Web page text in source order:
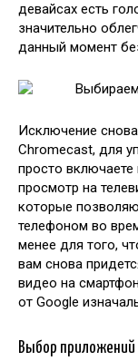
девайсах есть
значительно
данный момент
Исключение
Chromecast, для
просто
просмотр на
которые
телефоном во
менее для того,
вам снова
видео на
от Google
Выбор приложений